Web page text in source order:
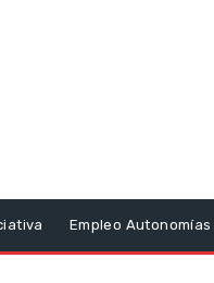
Empleo Autonomías